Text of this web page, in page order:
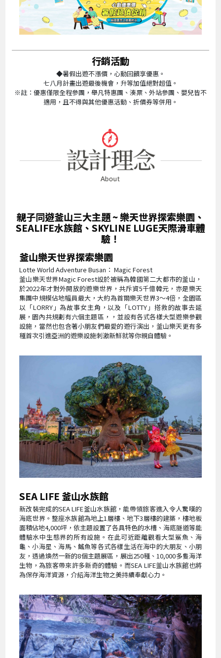
行銷活動
◆暑假出遊不漲價，心動回饋享優惠。
七八月計畫出遊最後機會，升等加值絕對超值。
※註：優惠僅限全程參團，舉凡特惠團、湊票、外站參團、嬰兒皆不
適用，且不得與其他優惠活動、折價券等併用。
親子同遊釜山三大主題 ~ 樂天世界探索樂園、
SEALIFE水族館、SKYLINE LUGE天際滑車體
驗！
釜山樂天世界探索樂園
Lotte World Adventure Busan： Magic Forest
釜山樂天世界Magic Forest設於被稱為韓國第二大都市的釜山，
於2022年才對外開放的遊樂世界，共斥資5千億韓元，亦是樂天
集團中規模佔地幅員最大，大約為首爾樂天世界3～4倍，全園區
以「LORRY」為故事女主角，以及「LOTTY」搭救的故事去延
展，園內共規劃有六個主題區，，並設有各式各樣大型遊樂參觀
設施，當然也包含著小朋友們最愛的遊行演出，釜山樂天更有多
種首次引進亞洲的遊樂設施刺激新鮮就等你親自體驗。
SEA LIFE 釜山水族館
新改裝完成的SEA LIFE釜山水族館，能帶領旅客進入令人驚嘆的
海底世界。整座水族館為地上1層樓、地下3層樓的建築，樓地板
面積佔地4,000坪，依主題設置了各具特色的水槽、海底隧道等能
體驗水中生態界的所有設施。在此可近距離觀看大型鯊魚、海
龜、小海星、海馬、鰩魚等各式各樣生活在海中的大朋友、小朋
友，透過煥然一新的8個主題展區，展出250種、10,000多隻海洋
生物，為旅客帶來許多新奇的體驗。而SEA LIFE釜山水族館也將
為保存海洋資源，介紹海洋生物之美持續奉獻心力。